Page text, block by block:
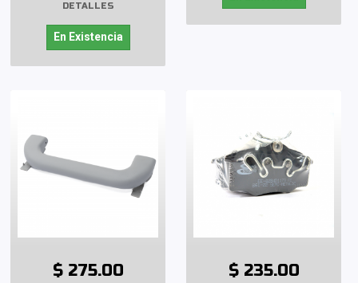
DETALLES
En Existencia
$ 275.00 $ 235.00